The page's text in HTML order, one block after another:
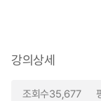
강의상세
조회수35,677